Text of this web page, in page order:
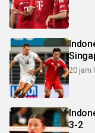
20 jam
3-2